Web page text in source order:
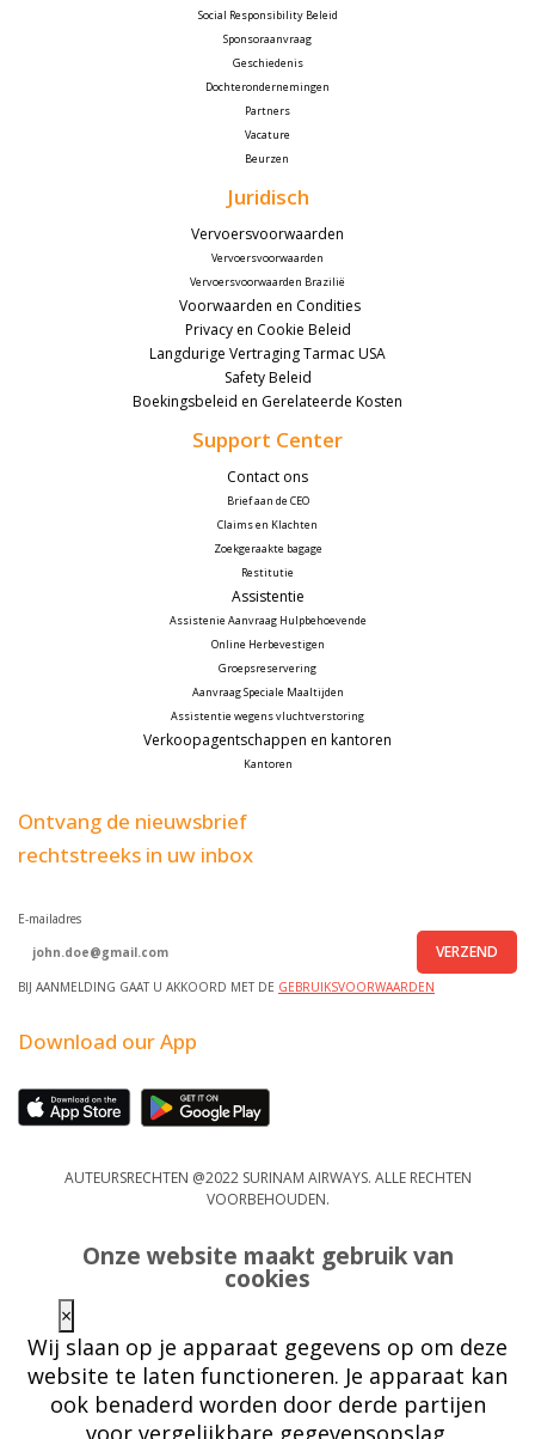
Social Responsibility Beleid
Sponsoraanvraag
Geschiedenis
Dochterondernemingen
Partners
Vacature
Beurzen
Juridisch
Vervoersvoorwaarden
Vervoersvoorwaarden
Vervoersvoorwaarden Brazilië
Voorwaarden en Condities
Privacy en Cookie Beleid
Langdurige Vertraging Tarmac USA
Safety Beleid
Boekingsbeleid en Gerelateerde Kosten
Support Center
Contact ons
Brief aan de CEO
Claims en Klachten
Zoekgeraakte bagage
Restitutie
Assistentie
Assistenie Aanvraag Hulpbehoevende
Online Herbevestigen
Groepsreservering
Aanvraag Speciale Maaltijden
Assistentie wegens vluchtverstoring
Verkoopagentschappen en kantoren
Kantoren
Ontvang de nieuwsbrief
rechtstreeks in uw inbox
E-mailadres
VERZEND
BIJ AANMELDING GAAT U AKKOORD MET DE GEBRUIKSVOORWAARDEN
Download our App
AUTEURSRECHTEN @2022 SURINAM AIRWAYS. ALLE RECHTEN
VOORBEHOUDEN.
Onze website maakt gebruik van
cookies
×
Wij slaan op je apparaat gegevens op om deze
website te laten functioneren. Je apparaat kan
ook benaderd worden door derde partijen